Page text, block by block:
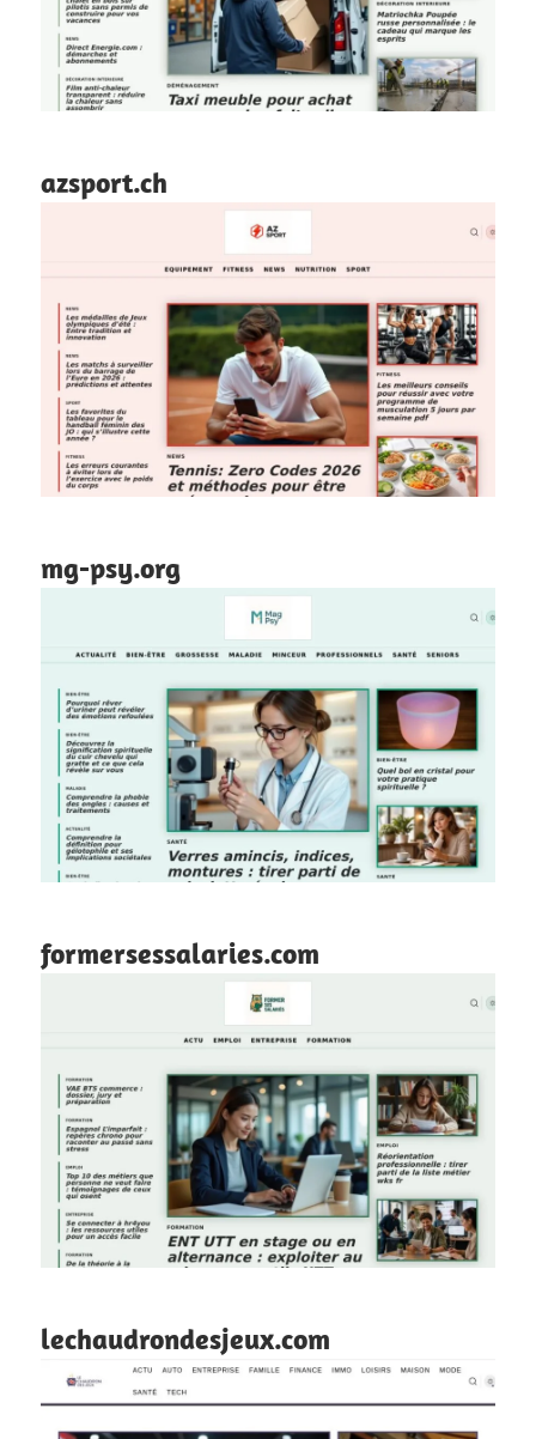
azsport.ch
mg-psy.org
formersessalaries.com
lechaudrondesjeux.com